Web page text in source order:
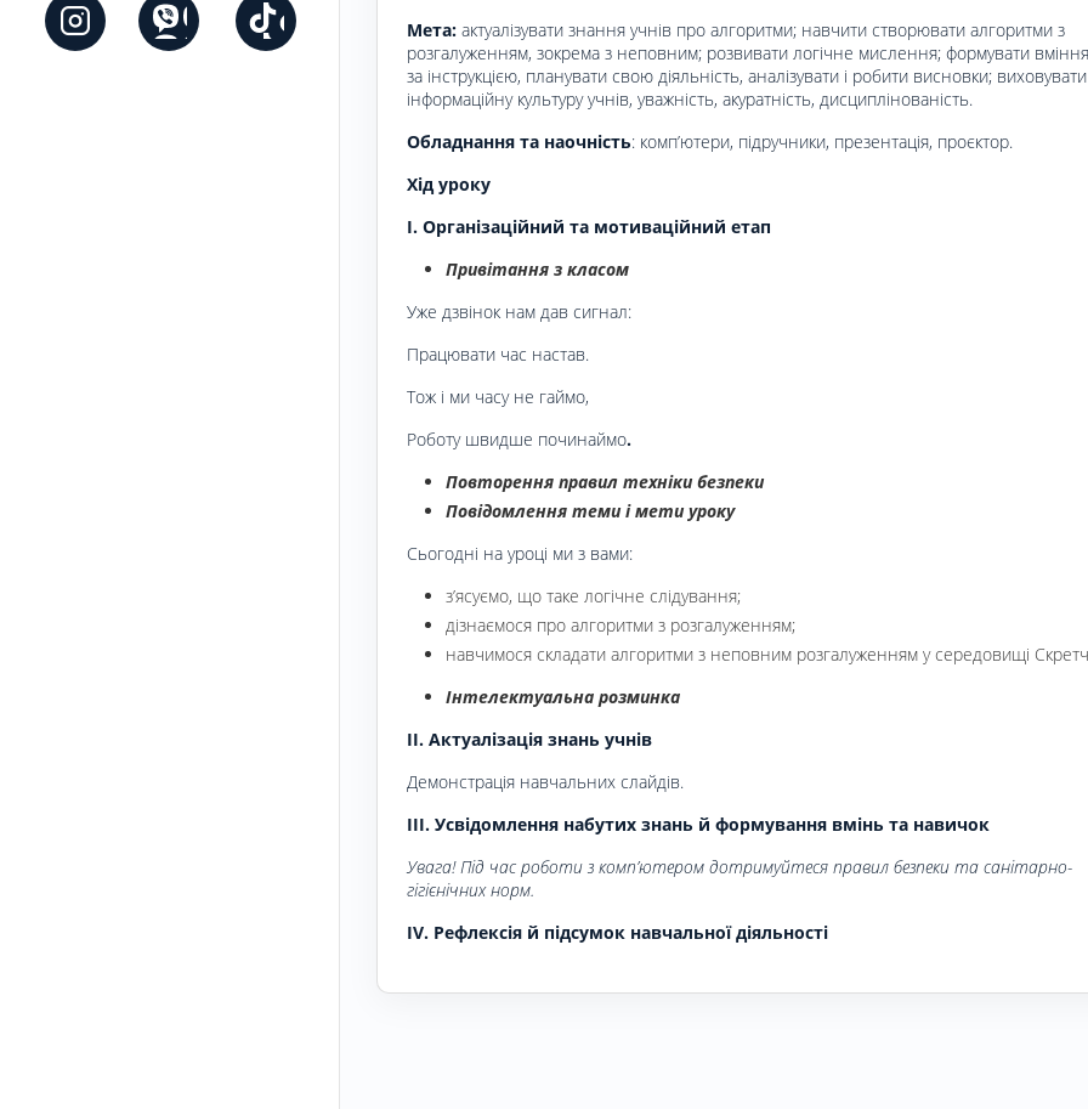
Мета: актуалізувати знання учнів про алгоритми; навчити створювати алгоритми з
розгалуженням, зокрема з неповним; розвивати логічне мислення; формувати вміння
за інструкцією, планувати свою діяльність, аналізувати i робити висновки; виховувати
інформаційну культуру учнів, уважність, акуратність, дисциплінованість.
Обладнання та наочність: комп’ютери, підручники, презентація, проєктор.
Хід уроку
І. Організаційний та мотиваційний етап
Привітання з класом
Уже дзвінок нам дав сигнал:
Працювати час настав.
Тож і ми часу не гаймо,
Роботу швидше починаймо.
Повторення правил техніки безпеки
Повідомлення теми і мети уроку
Сьогодні на уроці ми з вами:
з’ясуємо, що таке логічне слідування;
дізнаємося про алгоритми з розгалуженням;
навчимося складати алгоритми з неповним розгалуженням у середовищі
Інтелектуальна розминка
IІ. Актуалізація знань учнів
Демонстрація навчальних слайдів.
ІІІ. Усвідомлення набутих знань й формування вмінь та навичок
Увага! Під час роботи з комп’ютером дотримуйтеся правил без­пеки та санітарно-
гігієнічних норм.
ІV. Рефлексія й підсумок навчальної діяльності